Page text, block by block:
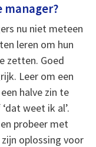
manager?
nu niet meteen
leren om hun
zetten. Goed
Leer om een
halve zin te
weet ik al’.
probeer met
oplossing voor